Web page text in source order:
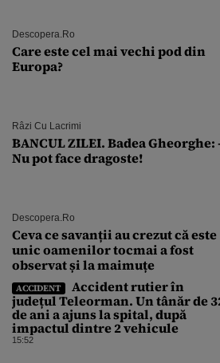
Descopera.ro
Care este cel mai vechi pod din
Europa?
Râzi Cu Lacrimi
BANCUL ZILEI. Badea Gheorghe:
Nu pot face dragoste!
Descopera.ro
Ceva ce savanții au crezut că este
unic oamenilor tocmai a fost
observat și la maimuțe
ACCIDENT
Accident rutier în
județul Teleorman. Un tânăr de
de ani a ajuns la spital, după
impactul dintre 2 vehicule
15:52